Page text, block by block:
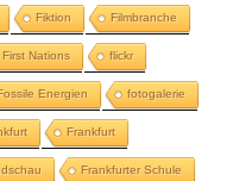
Fiktion Filmbranche
First Nations flickr
Energien fotogalerie
Frankfurt
Frankfurter Schule